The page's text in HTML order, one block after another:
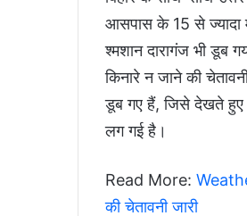
आसपास के 15 से ज्यादा
श्मशान दारागंज भी डूब
किनारे न जाने की
डूब गए हैं, जिसे देखते हुए
लग गई है।
Read More:
की चेतावनी जारी